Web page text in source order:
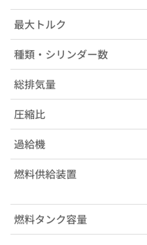
最大トルク
種類・シリンダー数
総排気量
圧縮比
過給機
燃料供給装置
燃料タンク容量